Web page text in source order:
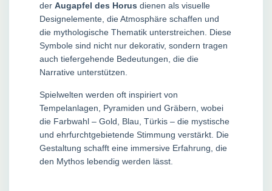
der Augapfel des Horus dienen als visuelle
Designelemente, die Atmosphäre schaffen und
die mythologische Thematik unterstreichen. Diese
Symbole sind nicht nur dekorativ, sondern tragen
auch tiefergehende Bedeutungen, die die
Narrative unterstützen.
Spielwelten werden oft inspiriert von
Tempelanlagen, Pyramiden und Gräbern, wobei
die Farbwahl – Gold, Blau, Türkis – die mystische
und ehrfurchtgebietende Stimmung verstärkt. Die
Gestaltung schafft eine immersive Erfahrung, die
den Mythos lebendig werden lässt.